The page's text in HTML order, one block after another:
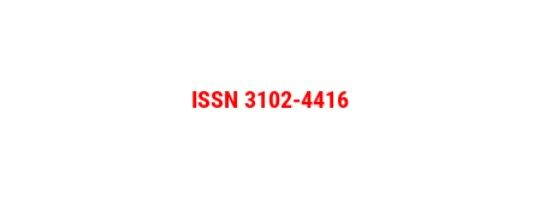
ISSN 3102-4416